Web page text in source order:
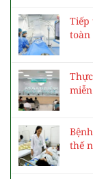
Tiếp
toàn
thế